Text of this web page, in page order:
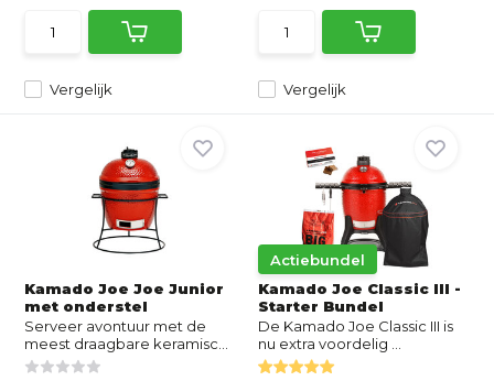
Vergelijk Vergelijk
Kamado Joe Joe Junior
met onderstel
Serveer avontuur met de
meest draagbare keramisc...
Actiebundel
Kamado Joe Classic III -
Starter Bundel
De Kamado Joe Classic III is
nu extra voordelig ...